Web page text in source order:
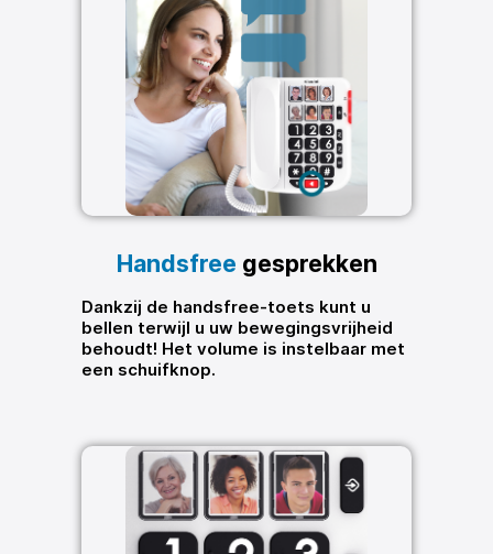
Handsfree gesprekken
Dankzij de handsfree-toets kunt u
bellen terwijl u uw bewegingsvrijheid
behoudt! Het volume is instelbaar met
een schuifknop.